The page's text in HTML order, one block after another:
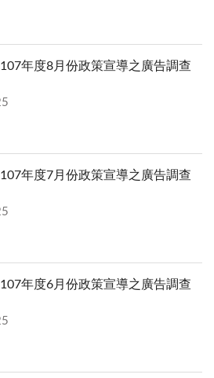
年度8月份政策宣導之廣告調查
年度7月份政策宣導之廣告調查
年度6月份政策宣導之廣告調查